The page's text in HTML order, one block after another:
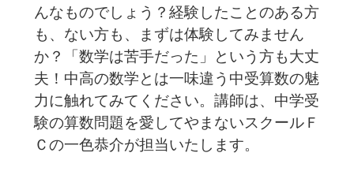
んなものでしょう？経験したことのある方
も、ない方も、まずは体験してみません
か？「数学は苦手だった」という方も大丈
夫！中高の数学とは一味違う中受算数の魅
力に触れてみてください。講師は、中学受
験の算数問題を愛してやまないスクールＦ
Ｃの一色恭介が担当いたします。